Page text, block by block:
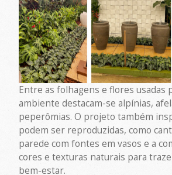
Entre as folhagens e flores usadas
ambiente destacam-se alpínias,
peperômias. O projeto também
podem ser reproduzidas, como
parede com fontes em vasos e a
cores e texturas naturais para
bem-estar.